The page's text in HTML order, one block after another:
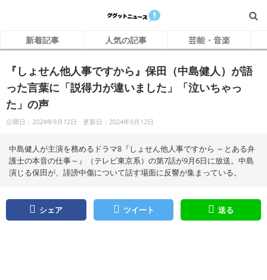
新着記事 人気の記事 芸能・音楽
『しょせん他人事ですから』保田（中島健人）が語
った言葉に「説得力が違いました」「泣いちゃっ
た」の声
公開日：2024年9月12日 更新日：2024年9月12日
中島健人が主演を務めるドラマ8『しょせん他人事ですから ～とある弁
護士の本音の仕事～』（テレビ東京系）の第7話が9月6日に放送。中島
演じる保田が、誹謗中傷について話す場面に反響が集まっている。
シェア ツイート 送る